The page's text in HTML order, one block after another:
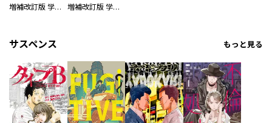
増補改訂版 学研まんが NEW世界の歴史 別巻 人物学習事典 増補改訂版 学研まんが NEW世界の歴史 別巻 世界遺産学習事典
サスペンス もっと見る